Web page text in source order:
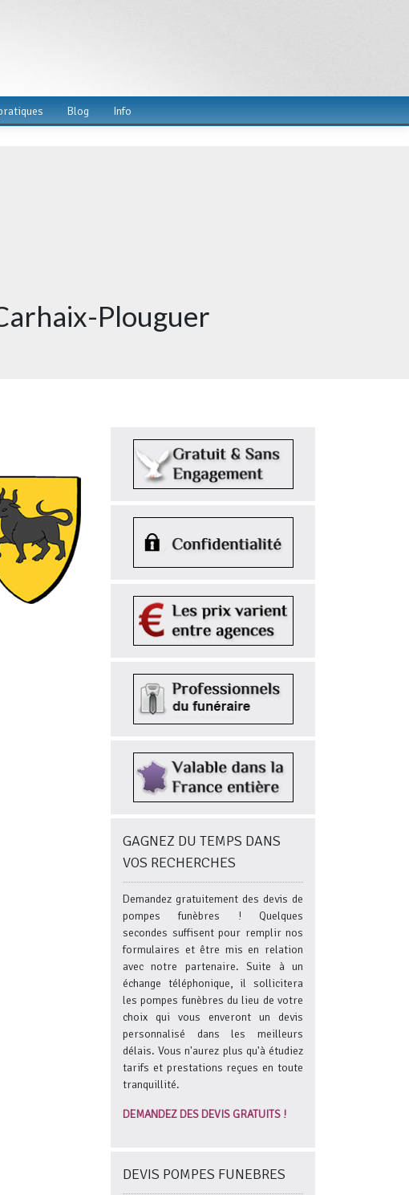
Blog Info
Plouguer
GAGNEZ DU TEMPS DANS
VOS RECHERCHES
Demandez gratuitement des devis de
pompes funèbres ! Quelques
secondes suffisent pour remplir nos
formulaires et être mis en relation
avec notre partenaire. Suite à un
échange téléphonique, il sollicitera
les pompes funèbres du lieu de votre
choix qui vous enveront un devis
personnalisé dans les meilleurs
délais. Vous n'aurez plus qu'à étudiez
tarifs et prestations reçues en toute
tranquillité.
DEMANDEZ DES DEVIS GRATUITS !
DEVIS POMPES FUNEBRES